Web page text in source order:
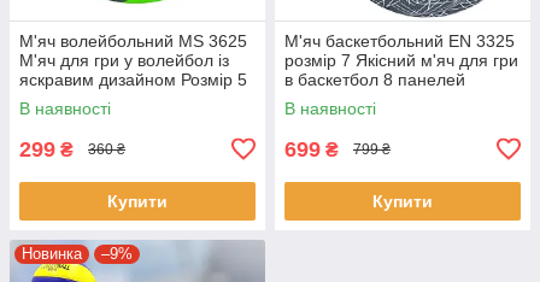
М'яч волейбольний MS 3625
М'яч для гри у волейбол із
яскравим дизайном Розмір 5
В наявності
299 ₴ 360 ₴
Купити
М'яч баскетбольний EN 3325
розмір 7 Якісний м'яч для гри
в баскетбол 8 панелей
В наявності
699 ₴ 799 ₴
Купити
Новинка –9%